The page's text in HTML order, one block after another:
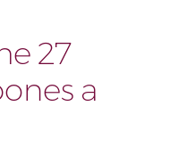
27
a